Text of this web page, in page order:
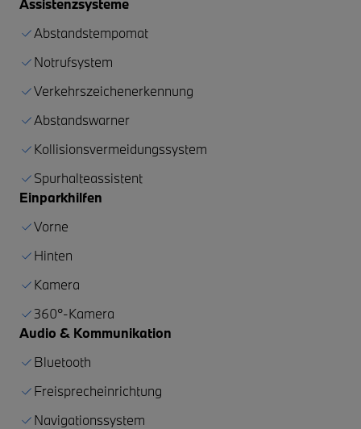
Assistenzsysteme
Abstandstempomat
Notrufsystem
Verkehrszeichenerkennung
Abstandswarner
Kollisionsvermeidungssystem
Spurhalteassistent
Einparkhilfen
Vorne
Hinten
Kamera
360°-Kamera
Audio & Kommunikation
Bluetooth
Freisprecheinrichtung
Navigationssystem